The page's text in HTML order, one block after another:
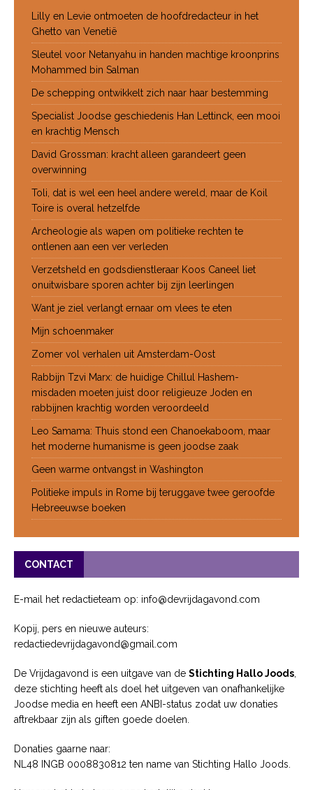
Lilly en Levie ontmoeten de hoofdredacteur in het
Ghetto van Venetië
Sleutel voor Netanyahu in handen machtige kroonprins
Mohammed bin Salman
De schepping ontwikkelt zich naar haar bestemming
Specialist Joodse geschiedenis Han Lettinck, een mooi
en krachtig Mensch
David Grossman: kracht alleen garandeert geen
overwinning
Toli, dat is wel een heel andere wereld, maar de Koil
Toire is overal hetzelfde
Archeologie als wapen om politieke rechten te
ontlenen aan een ver verleden
Verzetsheld en godsdienstleraar Koos Caneel liet
onuitwisbare sporen achter bij zijn leerlingen
Want je ziel verlangt ernaar om vlees te eten
Mijn schoenmaker
Zomer vol verhalen uit Amsterdam-Oost
Rabbijn Tzvi Marx: de huidige Chillul Hashem-
misdaden moeten juist door religieuze Joden en
rabbijnen krachtig worden veroordeeld
Leo Samama: Thuis stond een Chanoekaboom, maar
het moderne humanisme is geen joodse zaak
Geen warme ontvangst in Washington
Politieke impuls in Rome bij teruggave twee geroofde
Hebreeuwse boeken
CONTACT
E-mail het redactieteam op: info@devrijdagavond.com
Kopij, pers en nieuwe auteurs:
redactiedevrijdagavond@gmail.com
De Vrijdagavond is een uitgave van de Stichting Hallo Joods
deze stichting heeft als doel het uitgeven van onafhankelijke
Joodse media en heeft een ANBI-status zodat uw donaties
aftrekbaar zijn als giften goede doelen.
Donaties gaarne naar:
NL48 INGB 0008830812 ten name van Stichting Hallo Joods.